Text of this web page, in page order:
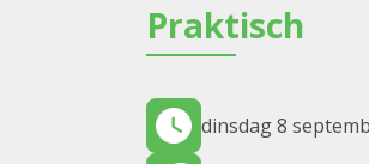
Praktisch
dinsdag 8